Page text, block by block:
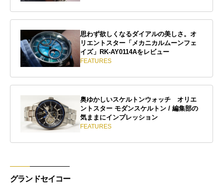
思わず欲しくなるダイアルの美しさ。オ
リエントスター「メカニカルムーンフェ
イズ」RK-AY0114Aをレビュー
FEATURES
奥ゆかしいスケルトンウォッチ オリエ
ントスター モダンスケルトン / 編集部の
気ままにインプレッション
FEATURES
グランドセイコー